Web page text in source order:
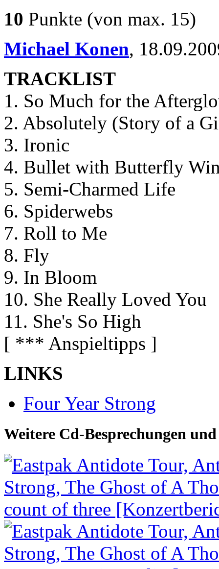
10 Punkte (von max. 15)
Michael Konen,
TRACKLIST
1. So Much for the
2. Absolutely (Story of a
3. Ironic
4. Bullet with Butterfly
5. Semi-Charmed Life
6. Spiderwebs
7. Roll to Me
8. Fly
9. In Bloom
10. She Really Loved You
11. She's So High
[ *** Anspieltipps ]
LINKS
Four Year Strong
Weitere Cd-Besprechungen